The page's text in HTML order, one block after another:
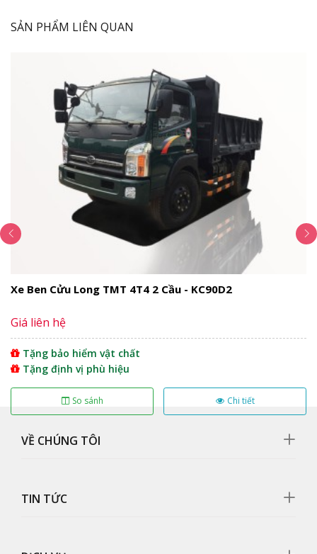
Vừa rồi chúng ta chỉ mới tìm hiểu một vài nét sơ bộ về
như muốn biết thêm thật nhiều thông tin chi tiết hãy
cùng đến ngay với bài đánh giá bên dưới nhé.
Nội dung bài viết
Ngoại thất
Cụm đèn pha
Gương chiếu hậu
Cần gạt nước
Mặt galang
Bảng điều khiển trung tâm
Đồng hồ taplo
Động cơ
Khung gầm
Điều gì đã tạo nên sức hút của xe ben TMT
2.5T – Daisaki NH-245D và chiếc xe này có đáng
mua hay không?
Thùng xe
Thông số kỹ thuật
Thông số chung
Video Đánh Giá Xe Ben TMT
SẢN PHẨM LIÊN QUAN
Xe Ben Cửu Long TMT 4T4 2 Cầu - KC90D2
Giá liên hệ
Tặng bảo hiểm vật chất
Tặng định vị phù hiệu
So sánh Chi tiết
VỀ CHÚNG TÔI
TIN TỨC